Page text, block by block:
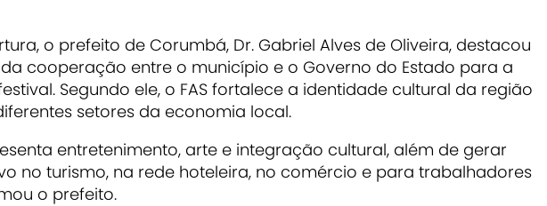
o prefeito de Corumbá, Dr. Gabriel Alves de Oliveira, destacou
cooperação entre o município e o Governo do Estado para a
Segundo ele, o FAS fortalece a identidade cultural da região
setores da economia local.
entretenimento, arte e integração cultural, além de gerar
no turismo, na rede hoteleira, no comércio e para trabalhadores
o prefeito.